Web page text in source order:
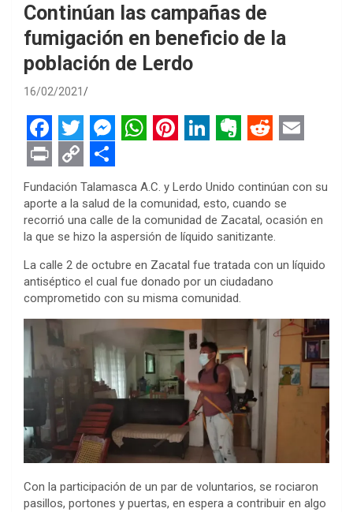
Continúan las campañas de
fumigación en beneficio de la
población de Lerdo
16/02/2021
F
a
c
e
o
o
k
T
w
i
t
t
e
r
M
e
s
s
n
g
e
r
h
a
t
A
p
p
i
n
t
e
r
e
s
t
i
n
k
e
d
I
n
v
e
r
n
o
t
e
d
d
t
m
a
i
P
r
i
n
t
C
o
p
y
L
i
n
k
S
h
a
r
e
Fundación Talamasca A.C. y Lerdo Unido continúan con su
aporte a la salud de la comunidad, esto, cuando se
recorrió una calle de la comunidad de Zacatal, ocasión en
la que se hizo la aspersión de líquido sanitizante.
La calle 2 de octubre en Zacatal fue tratada con un líquido
antiséptico el cual fue donado por un ciudadano
comprometido con su misma comunidad.
Con la participación de un par de voluntarios, se rociaron
pasillos, portones y puertas, en espera a contribuir en algo